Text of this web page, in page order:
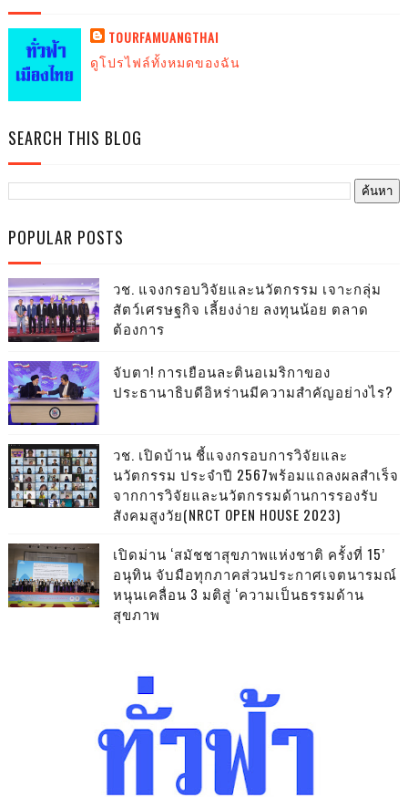
TOURFAMUANGTHAI
ดูโปรไฟล์ทั้งหมดของฉัน
SEARCH THIS BLOG
POPULAR POSTS
วช. แจงกรอบวิจัยและนวัตกรรม เจาะกลุ่ม
สัตว์เศรษฐกิจ เลี้ยงง่าย ลงทุนน้อย ตลาด
ต้องการ
จับตา! การเยือนละตินอเมริกาของ
ประธานาธิบดีอิหร่านมีความสำคัญอย่างไร?
วช. เปิดบ้าน ชี้แจงกรอบการวิจัยและ
นวัตกรรม ประจำปี 2567พร้อมแถลงผลสำเร็จ
จากการวิจัยและนวัตกรรมด้านการรองรับ
สังคมสูงวัย(NRCT OPEN HOUSE 2023)
เปิดม่าน ‘สมัชชาสุขภาพแห่งชาติ ครั้งที่ 15’
อนุทิน จับมือทุกภาคส่วนประกาศเจตนารมณ์
หนุนเคลื่อน 3 มติสู่ ‘ความเป็นธรรมด้าน
สุขภาพ